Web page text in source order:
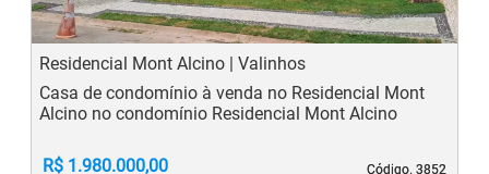
Residencial Mont Alcino | Valinhos
Código. 3852
Código. 3852
Casa de condomínio à venda no Residencial Mont
Alcino no condomínio Residencial Mont Alcino
R$ 1.980.000,00